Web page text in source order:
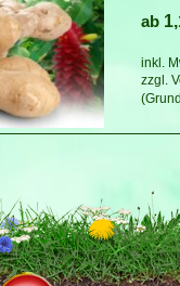
ab
inkl.
zzgl.